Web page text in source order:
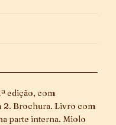
edição, com
2. Brochura. Livro com
parte interna. Miolo